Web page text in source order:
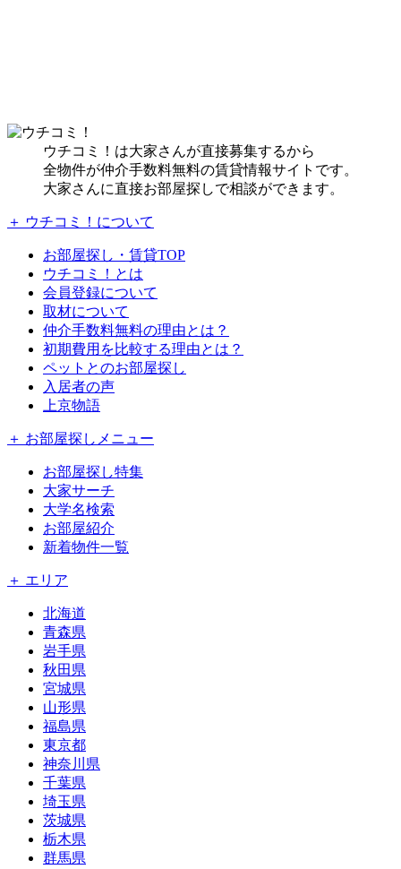
ウチコミ！は大家さんが直接募集するから
全物件が仲介手数料無料の賃貸情報サイトです。
大家さんに直接お部屋探しで相談ができます。
＋ ウチコミ！について
お部屋探し・賃貸TOP
ウチコミ！とは
会員登録について
取材について
仲介手数料無料の理由とは？
初期費用を比較する理由とは？
ペットとのお部屋探し
入居者の声
上京物語
＋ お部屋探しメニュー
お部屋探し特集
大家サーチ
大学名検索
お部屋紹介
新着物件一覧
＋ エリア
北海道
青森県
岩手県
秋田県
宮城県
山形県
福島県
東京都
神奈川県
千葉県
埼玉県
茨城県
栃木県
群馬県